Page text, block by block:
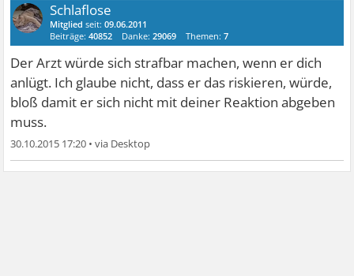
Schlaflose
Mitglied seit:09.06.2011
Beiträge:40852 Danke:29069 Themen:7
Der Arzt würde sich strafbar machen, wenn er dich
anlügt. Ich glaube nicht, dass er das riskieren, würde,
bloß damit er sich nicht mit deiner Reaktion abgeben
muss.
30.10.2015 17:20 •